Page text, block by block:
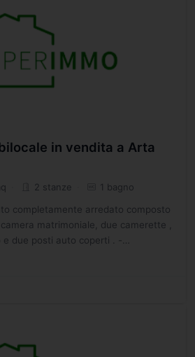
in vendita a Arta
2 stanze 1 bagno
completamente arredato composto
matrimoniale, due camerette ,
due posti auto coperti . -